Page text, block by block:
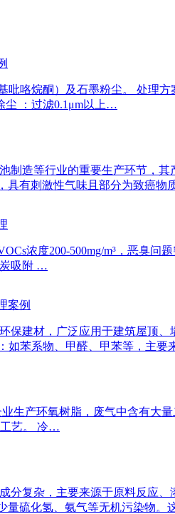
咯烷酮）及石墨粉尘。 处理
尘 ：过滤0.1μm以上…
制造等行业的重要生产环节，
具有刺激性气味且部分为致癌物
浓度200-500mg/m³，恶臭
炭吸附 …
案例
保建材，广泛应用于建筑屋顶
如苯系物、甲醛、甲苯等，主要
产环氧树脂，废气中含有大
工艺。 冷…
分复杂，主要来源于原料反应
量硫化氢、氨气等无机污染物。